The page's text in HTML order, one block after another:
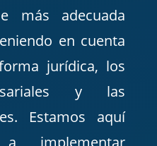
más adecuada
en cuenta
jurídica, los
y las
Estamos aquí
implementar